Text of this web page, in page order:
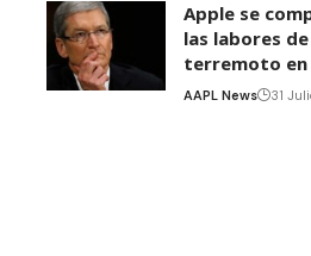
Apple se
las labores
terremoto en
AAPL News 31